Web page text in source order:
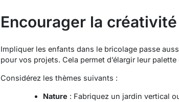
Encourager la
Impliquer les enfants dans le bricolage passe
pour vos projets. Cela permet d’élargir leur
Considérez les thèmes suivants :
Nature : Fabriquez un jardin vertical